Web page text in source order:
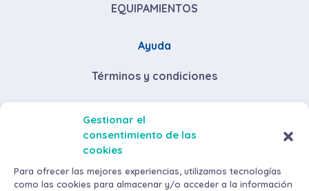
Gestionar el
consentimiento de las
cookies
Para ofrecer las mejores experiencias, utilizamos tecnologías
como las cookies para almacenar y/o acceder a la información
EQUIPAMIENTOS
Ayuda
Términos y condiciones
Descuentos por volumen de compra
Envíos y devoluciones
Métodos de pago